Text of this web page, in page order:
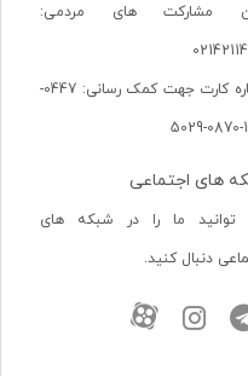
مشارکت های مردمی:
شماره کارت جهت کمک رسانی: 0447-
های اجتماعی
ما را در شبکه های
دنبال کنید.